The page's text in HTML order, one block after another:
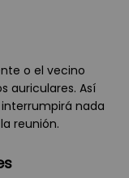
o el vecino
auriculares. Así
nada
reunión.